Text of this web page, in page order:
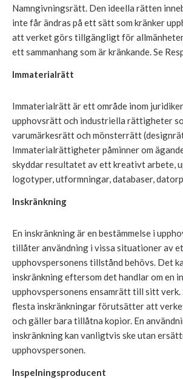
Namngivningsrätt. Den ideella rätten
inte får ändras på ett sätt som kränker
att verket görs tillgängligt för
ett sammanhang som är kränkande. Se
Immaterialrätt
Immaterialrätt är ett område inom
upphovsrätt och industriella rättigheter
varumärkesrätt och mönsterrätt
Immaterialrättigheter påminner om
skyddar resultatet av ett kreativt arbete,
logotyper, utformningar, databaser,
Inskränkning
En inskränkning är en bestämmelse i
tillåter användning i vissa situationer av
upphovspersonens tillstånd behövs. Det
inskränkning eftersom det handlar om en
upphovspersonens ensamrätt till sitt verk.
flesta inskränkningar förutsätter att
och gäller bara tillåtna kopior. En
inskränkning kan vanligtvis ske utan
upphovspersonen.
Inspelningsproducent